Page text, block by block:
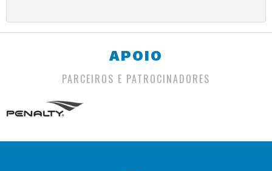
APOIO
PARCEIROS E PATROCINADORES